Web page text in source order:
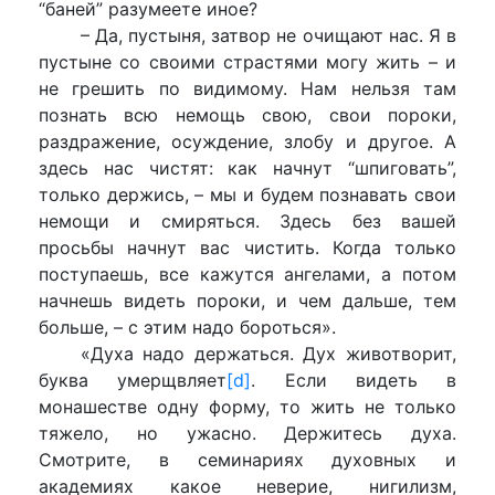
“баней” разумеете иное?
– Да, пустыня, затвор не очищают нас. Я в
пустыне со своими страстями могу жить – и
не грешить по видимому. Нам нельзя там
познать всю немощь свою, свои пороки,
раздражение, осуждение, злобу и другое. А
здесь нас чистят: как начнут “шпиговать”,
только держись, – мы и будем познавать свои
немощи и смиряться. Здесь без вашей
просьбы начнут вас чистить. Когда только
поступаешь, все кажутся ангелами, а потом
начнешь видеть пороки, и чем дальше, тем
больше, – с этим надо бороться».
«Духа надо держаться. Дух животворит,
буква умерщвляет[d]. Если видеть в
монашестве одну форму, то жить не только
тяжело, но ужасно. Держитесь духа.
Смотрите, в семинариях духовных и
академиях какое неверие, нигилизм,